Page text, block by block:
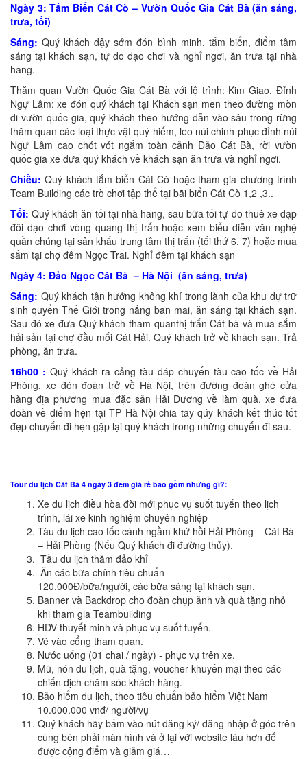
Ngày 3: Tắm Biển Cát Cò – Vườn Quốc Gia Cát Bà (ăn sáng,
trưa, tối)
Sáng:Quý khách dậy sớm đón bình minh, tắm biển, điểm tâm
sáng tại khách sạn, tự do dạo chơi và nghỉ ngơi, ăn trưa tại nhà
hang.
Thăm quan Vườn Quốc Gia Cát Bà với lộ trình: Kim Giao, Đỉnh
Ngự Lâm: xe đón quý khách tại Khách sạn men theo đường mòn
đi vườn quốc gia, quý khách theo hướng dẫn vào sâu trong rừng
thăm quan các loại thực vật quý hiếm, leo núi chinh phục đỉnh núi
Ngự Lâm cao chót vót ngắm toàn cảnh Đảo Cát Bà, rời vườn
quốc gia xe đưa quý khách về khách sạn ăn trưa và nghỉ ngơi.
Chiều: Quý khách tắm biển Cát Cò hoặc tham gia chương trình
Team Building các trò chơi tập thể tại bãi biển Cát Cò 1,2 ,3..
Tối: Quý khách ăn tối tại nhà hang, sau bữa tối tự do thuê xe đạp
đôi dạo chơi vòng quang thị trấn hoặc xem biểu diễn văn nghệ
quần chúng tại sân khấu trung tâm thị trấn (tối thứ 6, 7) hoặc mua
sắm tại chợ đêm Ngọc Trai. Nghỉ đêm tại khách sạn
Ngày 4: Đảo Ngọc Cát Bà – Hà Nội (ăn sáng, trưa)
Sáng: Quý khách tận hưởng không khí trong lành của khu dự trữ
sinh quyển Thế Giới trong nắng ban mai, ăn sáng tại khách sạn.
Sau đó xe đưa Quý khách tham quanthị trấn Cát bà và mua sắm
hải sản tại chợ đầu mối Cát Hải. Quý khách trở về khách sạn. Trả
phòng, ăn trưa.
16h00 : Quý khách ra cảng tàu đáp chuyến tàu cao tốc về Hải
Phòng, xe đón đoàn trở về Hà Nội, trên đường đoàn ghé cửa
hàng địa phương mua đặc sản Hải Dương về làm quà, xe đưa
đoàn về điểm hẹn tại TP Hà Nội chia tay qúy khách kết thúc tốt
đẹp chuyến đi hẹn gặp lại quý khách trong những chuyến đi sau.
Tour du lịch Cát Bà 4 ngày 3 đêm giá rẻ bao gồm những gì?:
Xe du lịch điều hòa đời mới phục vụ suốt tuyến theo lịch
trình, lái xe kinh nghiệm chuyên nghiệp
Tàu du lịch cao tốc cánh ngầm khứ hồi Hải Phòng – Cát Bà
– Hải Phòng (Nếu Quý khách đi đường thủy).
Tầu du lịch thăm đảo khỉ
Ăn các bữa chính tiêu chuẩn
120.000Đ/bữa/người, các bữa sáng tại khách sạn.
Banner và Backdrop cho đoàn chụp ảnh và quà tặng nhỏ
khi tham gia Teambuilding
HDV thuyết minh và phục vụ suốt tuyến.
Vé vào cổng tham quan.
Nước uống (01 chai / ngày) - phục vụ trên xe.
Mũ, nón du lịch, quà tặng, voucher khuyến mại theo các
chiến dịch chăm sóc khách hàng.
Bảo hiểm du lịch, theo tiêu chuẩn bảo hiểm Việt Nam
10.000.000 vnđ/ người/vụ
Quý khách hãy bấm vào nút đăng ký/ đăng nhập ở góc trên
cùng bên phải màn hình và ở lại với website lâu hơn để
được cộng điểm và giảm giá…